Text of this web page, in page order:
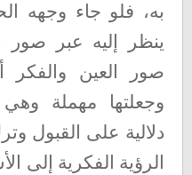
به، فلو جاء وجهه
ينظر إليه عبر صور
صور العين
وجعلتها مهملة
دلالية على القبول
الرؤية الفكرية إلى